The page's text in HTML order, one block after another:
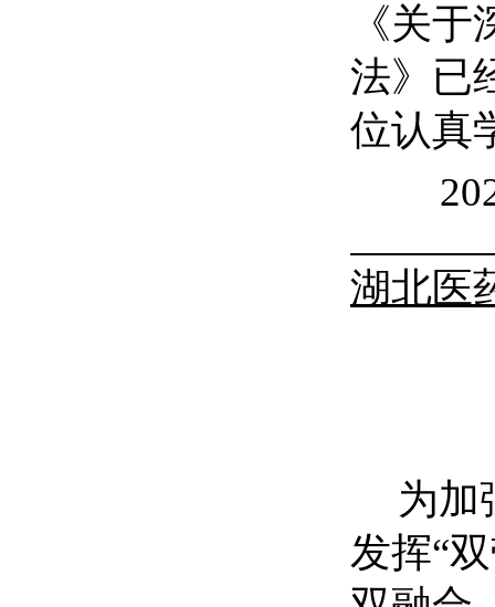
《关于
法》已
位认真
湖北医
为加
发挥“